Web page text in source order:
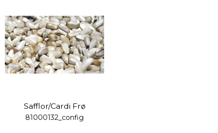
Safflor/Cardi Frø
81000132_config